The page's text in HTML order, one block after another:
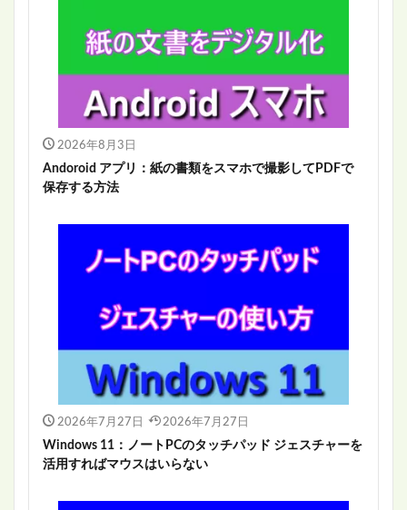
2026年8月3日
Andoroid アプリ：紙の書類をスマホで撮影してPDFで
保存する方法
2026年7月27日 2026年7月27日
Windows 11：ノートPCのタッチパッド ジェスチャーを
活用すればマウスはいらない